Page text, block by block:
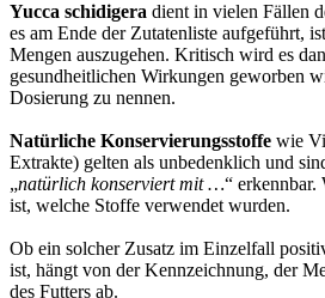
Yucca schidigera dient in vielen Fällen
es am Ende der Zutatenliste aufgeführt,
Mengen auszugehen. Kritisch wird es
gesundheitlichen Wirkungen geworben
Dosierung zu nennen.
Natürliche Konservierungsstoffe wie
Extrakte) gelten als unbedenklich und
„natürlich konserviert mit …“ erkennbar.
ist, welche Stoffe verwendet wurden.
Ob ein solcher Zusatz im Einzelfall
ist, hängt von der Kennzeichnung, der
des Futters ab.